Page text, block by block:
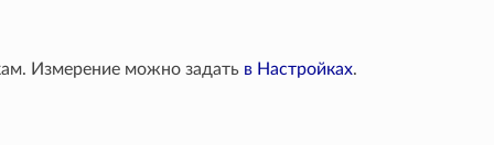
Измерение можно задать в Настройках.